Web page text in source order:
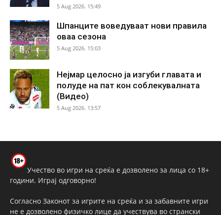
5 Aug 2026. 15:49
Шпанците воведуваат нови правила
оваа сезона
5 Aug 2026. 15:03
Нејмар целосно ја изгуби главата и
полуде на пат кон соблекувалната
(Видео)
5 Aug 2026. 13:57
Учество во игри на среќа е дозволено за лица со 18+
години. Играј одговорно!
Согласно Законот за игрите на среќа и за забавните игри
не е дозволено физичко лице да учествува во странски